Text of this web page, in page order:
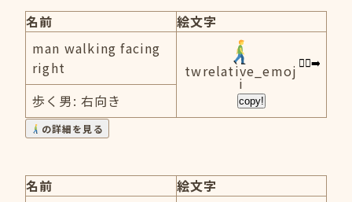
名前
絵文字
man walking facing
right
twrelative_emoj
i
copy!
歩く男: 右向き
の詳細を見る
名前
絵文字